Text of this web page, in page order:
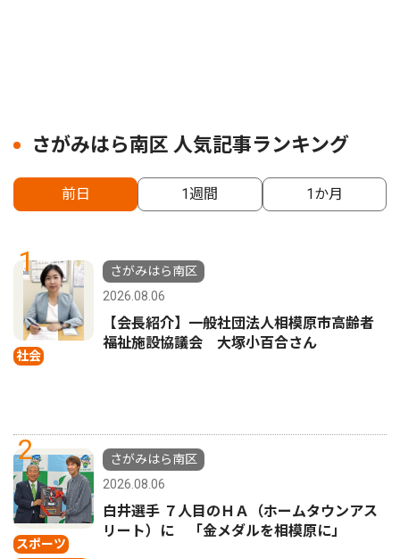
さがみはら南区 人気記事ランキング
前日 1週間 1か月
1
社会
さがみはら南区
2026.08.06
【会長紹介】一般社団法人相模原市高齢者
福祉施設協議会 大塚小百合さん
2
スポーツ
さがみはら南区
2026.08.06
白井選手 ７人目のＨＡ（ホームタウンアス
リート）に 「金メダルを相模原に」